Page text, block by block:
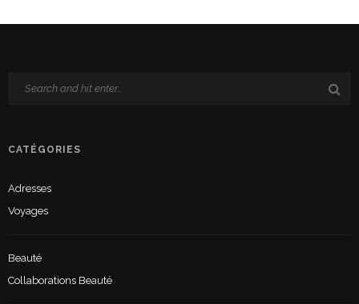
CATÉGORIES
Adresses
Voyages
Beauté
Collaborations Beauté